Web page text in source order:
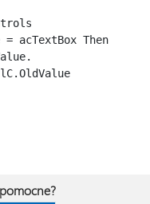
= acTextBox Then